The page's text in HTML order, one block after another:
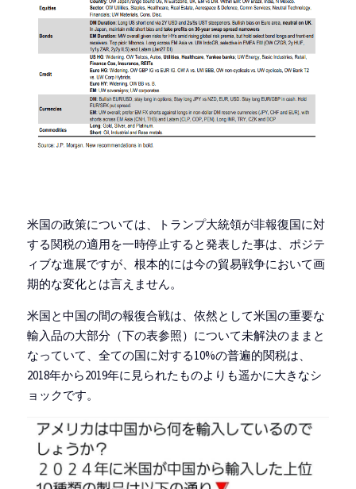
米国の政策については、トランプ大統領が非報復国に対
する関税の適用を一時停止すると発表した事は、ポジテ
ィブな進展ですが、根本的には今の貿易戦争において画
期的な変化とは言えません。
米国と中国の間の報復合戦は、依然として米国の重要な
輸入品の大部分（下の表参照）について未解決のままと
なっていて、全ての国に対する10%の普遍的関税は、
2018年から2019年に見られたものよりも遥かに大きなシ
ョックです。